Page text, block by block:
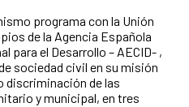
programa con la Unión
de la Agencia Española
para el Desarrollo – AECID- ,
sociedad civil en su misión
discriminación de las
y municipal, en tres